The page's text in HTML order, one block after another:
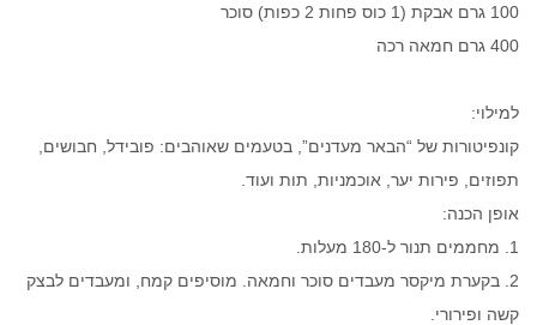
100 גרם אבקת (1 כוס פחות 2 כפות) סוכר
400 גרם חמאה רכה
למילוי:
קונפיטורות של “הבאר מעדנים”, בטעמים שאוהבים: פובידל, חבושים,
תפוזים, פירות יער, אוכמניות, תות ועוד.
אופן הכנה:
1. מחממים תנור ל-180 מעלות.
2. בקערת מיקסר מעבדים סוכר וחמאה. מוסיפים קמח, ומעבדים לבצק
קשה ופירורי.